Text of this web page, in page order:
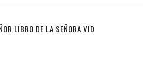
LIBRO DE LA SEÑORA VID